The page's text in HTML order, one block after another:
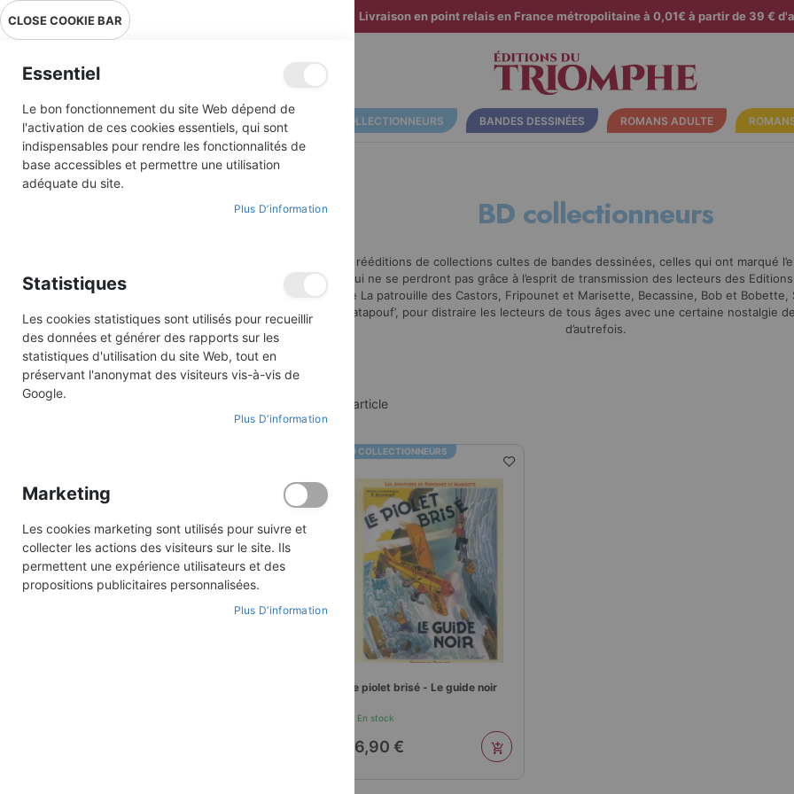
Livraison en point relais en France métropolitaine à 0,01€ à partir de 39 €
ALBUMS ILLUSTRÉS BD COLLECTIONNEURS BANDES DESSINÉES ROMANS ADULTE
BD collectionneurs
Découvrez nos rééditions de collections cultes de bandes dessinées, celles qui ont marqué
générations et qui ne se perdront pas grâce à l’esprit de transmission des lecteurs des
tous les héros de La patrouille des Castors, Fripounet et Marisette, Becassine, Bob et
ou encore Patapouf’, pour distraire les lecteurs de tous âges avec une certaine nostalgie
d’autrefois.
article
BD COLLECTIONNEURS
Le piolet brisé - Le guide noir
En stock
16,90 €
TOUT SUPPRIMER
PRIX
CLOSE COOKIE BAR
Essentiel
Le bon fonctionnement du site Web dépend de
l'activation de ces cookies essentiels, qui sont
indispensables pour rendre les fonctionnalités de
base accessibles et permettre une utilisation
adéquate du site.
Plus D’information
Statistiques
Les cookies statistiques sont utilisés pour recueillir
des données et générer des rapports sur les
statistiques d'utilisation du site Web, tout en
préservant l'anonymat des visiteurs vis-à-vis de
Google.
Plus D’information
Marketing
Les cookies marketing sont utilisés pour suivre et
collecter les actions des visiteurs sur le site. Ils
permettent une expérience utilisateurs et des
propositions publicitaires personnalisées.
Plus D’information